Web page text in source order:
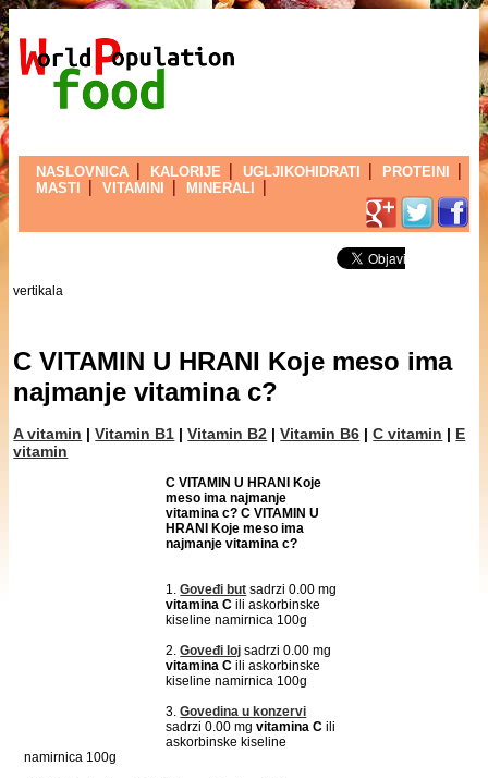
NASLOVNICA KALORIJE UGLJIKOHIDRATI
PROTEINI
MASTI
VITAMINI MINERALI
vertikala
C VITAMIN U HRANI Koje meso ima
najmanje vitamina c?
A vitamin |Vitamin B1 |Vitamin B2 |Vitamin B6 |C vitamin | E
vitamin
C VITAMIN U HRANI Koje
meso ima najmanje
vitamina c? C VITAMIN U
HRANI Koje meso ima
najmanje vitamina c?
1.Goveđi but sadrzi 0.00 mg
vitamina C ili askorbinske
kiseline namirnica 100g
2.Goveđi loj sadrzi 0.00 mg
vitamina C ili askorbinske
kiseline namirnica 100g
3.Govedina u konzervi
sadrzi 0.00 mgvitamina C ili
askorbinske kiseline
namirnica 100g